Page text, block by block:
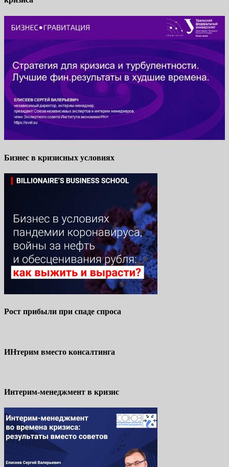
Бизнес в кризисных условиях
Рост прибыли при спаде спроса
ИНтерим вместо консалтинга
Интерим-менеджмент в кризис